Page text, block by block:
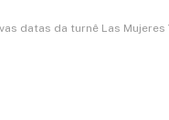
datas da turnê Las Mujeres